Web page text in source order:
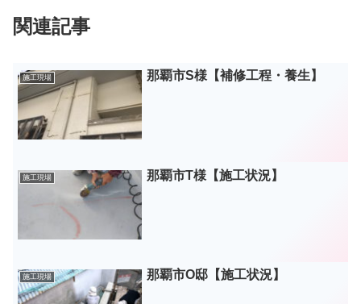
関連記事
施工現場 那覇市S様【補修工程・養生】
施工現場 那覇市T様【施工状況】
施工現場 那覇市O邸【施工状況】